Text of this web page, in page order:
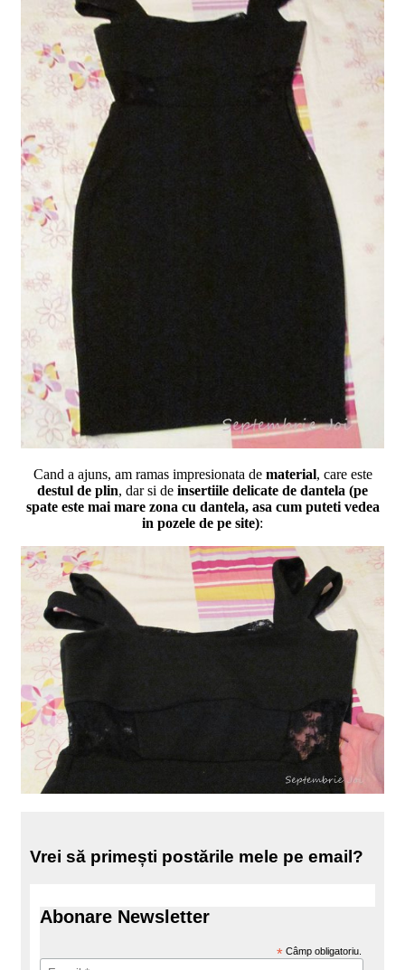
Cand a ajuns, am ramas impresionata de material, care este
destul de plin, dar si de insertiile delicate de dantela (pe
spate este mai mare zona cu dantela, asa cum puteti vedea
in pozele de pe site):
Vrei să primești postările mele pe email?
Abonare Newsletter
* Câmp obligatoriu.